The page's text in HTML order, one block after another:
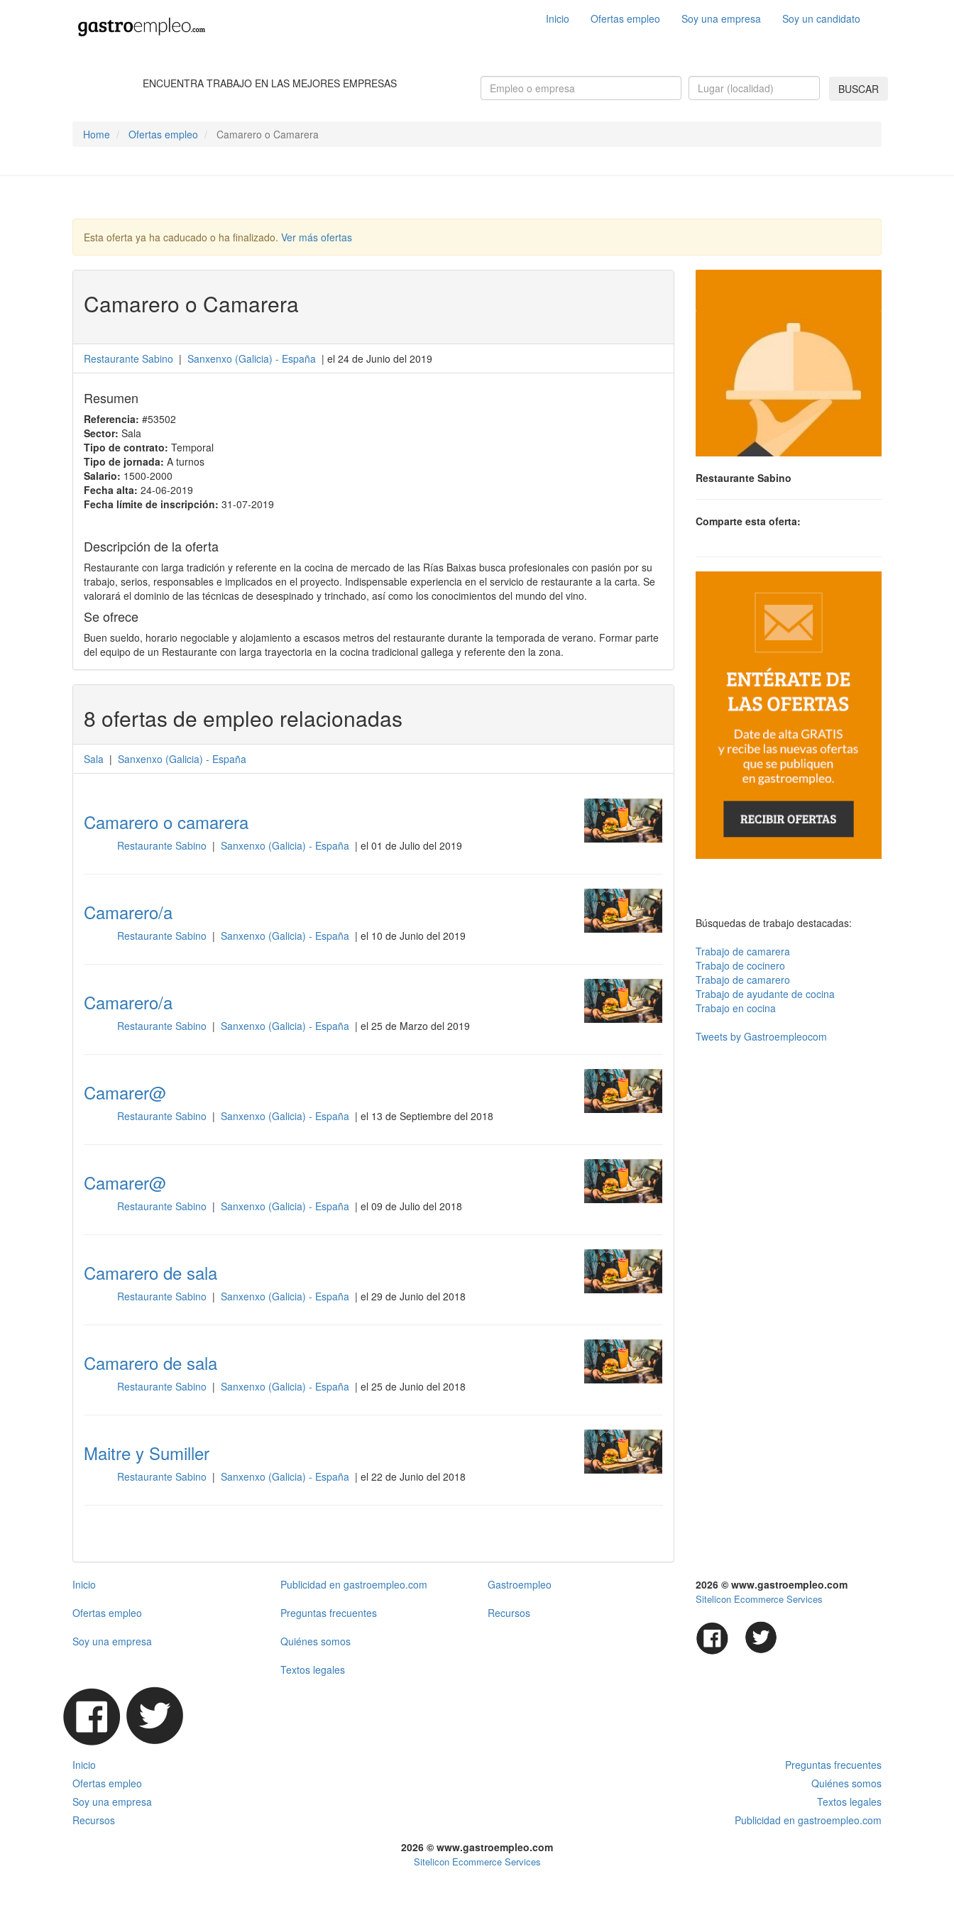
Inicio Ofertas empleo Soy una empresa Soy un candidato
ENCUENTRA TRABAJO EN LAS MEJORES EMPRESAS BUSCAR
Home Ofertas empleo Camarero o Camarera
Esta oferta ya ha caducado o ha finalizado. Ver más ofertas
Camarero o Camarera
Restaurante Sabino | Sanxenxo (Galicia) - España | el 24 de Junio del 2019
Resumen
Referencia: #53502
Sector: Sala
Tipo de contrato: Temporal
Tipo de jornada: A turnos
Salario: 1500-2000
Fecha alta: 24-06-2019
Fecha límite de inscripción: 31-07-2019
Descripción de la oferta
Restaurante con larga tradición y referente en la cocina de mercado de las Rías Baixas busca profesionales con pasión por su
trabajo, serios, responsables e implicados en el proyecto. Indispensable experiencia en el servicio de restaurante a la carta. Se
valorará el dominio de las técnicas de desespinado y trinchado, así como los conocimientos del mundo del vino.
Se ofrece
Buen sueldo, horario negociable y alojamiento a escasos metros del restaurante durante la temporada de verano. Formar parte
del equipo de un Restaurante con larga trayectoria en la cocina tradicional gallega y referente den la zona.
8 ofertas de empleo relacionadas
Sala | Sanxenxo (Galicia) - España
Camarero o camarera
Restaurante Sabino | Sanxenxo (Galicia) - España | el 01 de Julio del 2019
Camarero/a
Restaurante Sabino | Sanxenxo (Galicia) - España | el 10 de Junio del 2019
Camarero/a
Restaurante Sabino | Sanxenxo (Galicia) - España | el 25 de Marzo del 2019
Camarer@
Restaurante Sabino | Sanxenxo (Galicia) - España | el 13 de Septiembre del 2018
Camarer@
Restaurante Sabino | Sanxenxo (Galicia) - España | el 09 de Julio del 2018
Camarero de sala
Restaurante Sabino | Sanxenxo (Galicia) - España | el 29 de Junio del 2018
Camarero de sala
Restaurante Sabino | Sanxenxo (Galicia) - España | el 25 de Junio del 2018
Maitre y Sumiller
Restaurante Sabino | Sanxenxo (Galicia) - España | el 22 de Junio del 2018
Restaurante Sabino
Comparte esta oferta:
Búsquedas de trabajo destacadas:
Trabajo de camarera
Trabajo de cocinero
Trabajo de camarero
Trabajo de ayudante de cocina
Trabajo en cocina
Tweets by Gastroempleocom
Inicio
Ofertas empleo
Soy una empresa
Publicidad en gastroempleo.com
Preguntas frecuentes
Quiénes somos
Textos legales
Gastroempleo
Recursos
2026 © www.gastroempleo.com
Sitelicon Ecommerce Services
Inicio
Preguntas frecuentes
Ofertas empleo
Quiénes somos
Soy una empresa
Textos legales
Recursos
Publicidad en gastroempleo.com
2026 © www.gastroempleo.com
Sitelicon Ecommerce Services